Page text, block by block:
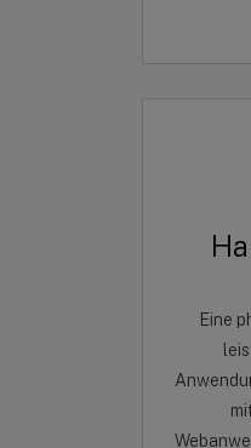
Eine